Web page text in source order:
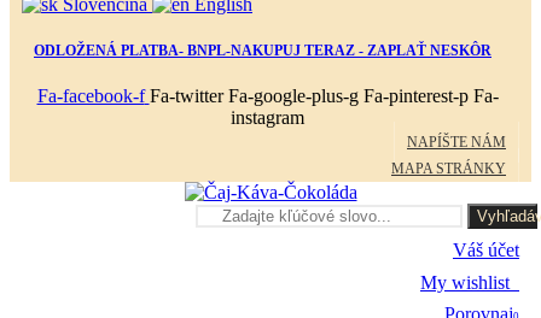
Slovenčina English
ODLOŽENÁ PLATBA- BNPL-NAKUPUJ TERAZ - ZAPLAŤ NESKÔR
Fa-facebook-f Fa-twitter Fa-google-plus-g Fa-pinterest-p Fa-
instagram
NAPÍŠTE NÁM
MAPA STRÁNKY
Váš účet
My wishlist
Porovnaj